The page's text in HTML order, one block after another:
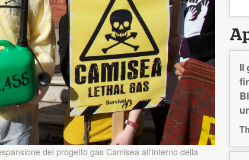
del progetto gas Camisea all'interno della
Il